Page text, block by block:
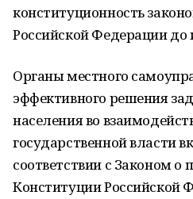
конституционность
Российской Федерации до
Органы местного
эффективного решения
населения во
государственной власти
соответствии с Законом о
Конституции Российской